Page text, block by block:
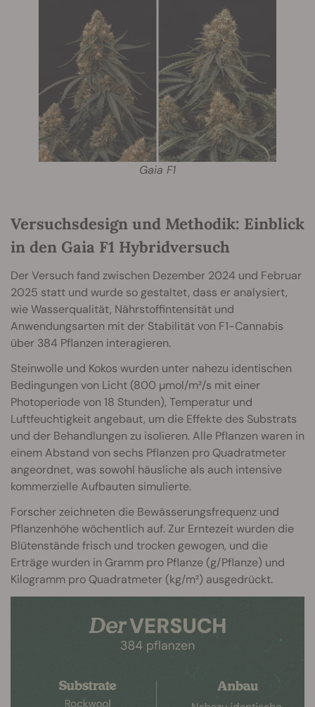
Gaia F1
Versuchsdesign und Methodik: Einblick
in den Gaia F1 Hybridversuch
Der Versuch fand zwischen Dezember 2024 und Februar
2025 statt und wurde so gestaltet, dass er analysiert,
wie Wasserqualität, Nährstoffintensität und
Anwendungsarten mit der Stabilität von F1-Cannabis
über 384 Pflanzen interagieren.
Steinwolle und Kokos wurden unter nahezu identischen
Bedingungen von Licht (800 µmol/m²/s mit einer
Photoperiode von 18 Stunden), Temperatur und
Luftfeuchtigkeit angebaut, um die Effekte des Substrats
und der Behandlungen zu isolieren. Alle Pflanzen waren in
einem Abstand von sechs Pflanzen pro Quadratmeter
angeordnet, was sowohl häusliche als auch intensive
kommerzielle Aufbauten simulierte.
Forscher zeichneten die Bewässerungsfrequenz und
Pflanzenhöhe wöchentlich auf. Zur Erntezeit wurden die
Blütenstände frisch und trocken gewogen, und die
Erträge wurden in Gramm pro Pflanze (g/Pflanze) und
Kilogramm pro Quadratmeter (kg/m²) ausgedrückt.